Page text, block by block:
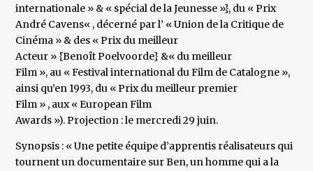
internationale » & « spécial de la Jeunesse »}, du « Prix
André Cavens« , décerné par l’ « Union de la Critique de
Cinéma » & des « Prix du meilleur
Acteur » {Benoît Poelvoorde} &« du meilleur
Film », au « Festival international du Film de Catalogne »,
ainsi qu’en 1993, du « Prix du meilleur premier
Film » , aux « European Film
Awards »). Projection : le mercredi 29 juin.
Synopsis : « Une petite équipe d’apprentis réalisateurs qui
tournent un documentaire sur Ben, un homme qui a la